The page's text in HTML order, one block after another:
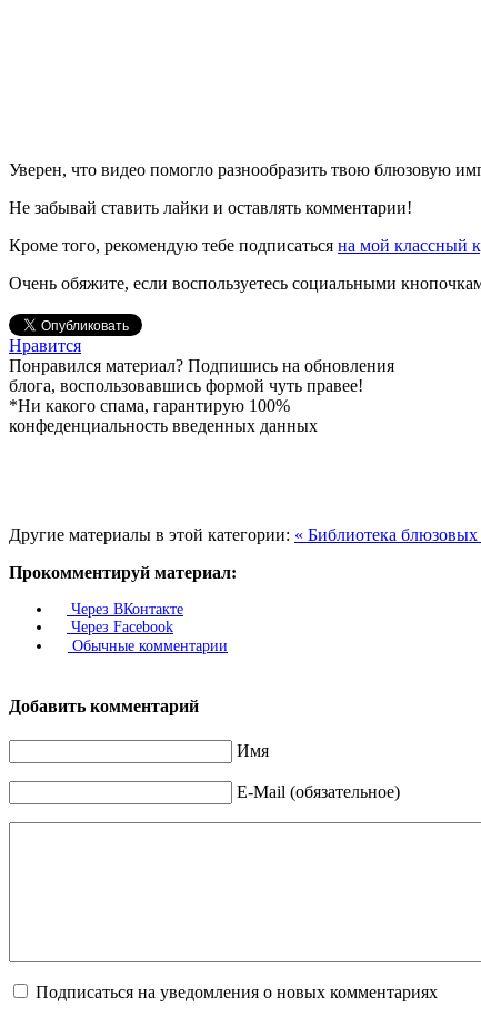
Уверен, что видео помогло разнообразить твою блюзовую
Не забывай ставить лайки и оставлять комментарии!
Кроме того, рекомендую тебе подписаться на мой классный
Очень обяжите, если воспользуетесь социальными
Нравится
Понравился материал? Подпишись на обновления
блога, воспользовавшись формой чуть правее!
*Ни какого спама, гарантирую 100%
конфеденциальность введенных данных
Другие материалы в этой категории: « Библиотека
Прокомментируй материал:
Через ВКонтакте
Через Facebook
Обычные комментарии
Добавить комментарий
Имя
E-Mail (обязательное)
Подписаться на уведомления о новых комментариях